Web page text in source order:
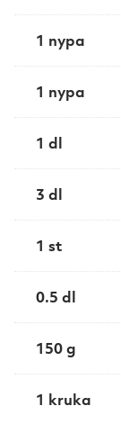
1 nypa
1 nypa
1 dl
3 dl
1 st
0.5 dl
150 g
1 kruka